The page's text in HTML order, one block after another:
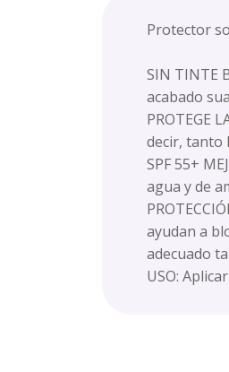
Protector
SIN TINTE
acabado
PROTEGE
decir, tanto
SPF 55+
agua y de
ayudan a
adecuado
USO: